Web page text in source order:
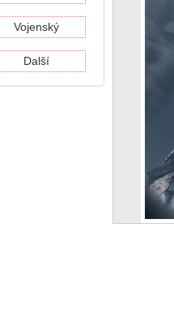
Vojenský
Další